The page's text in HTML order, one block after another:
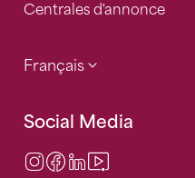
Centrales d'annonce
Français
Social Media
Instagram
Facebook
LinkedIn